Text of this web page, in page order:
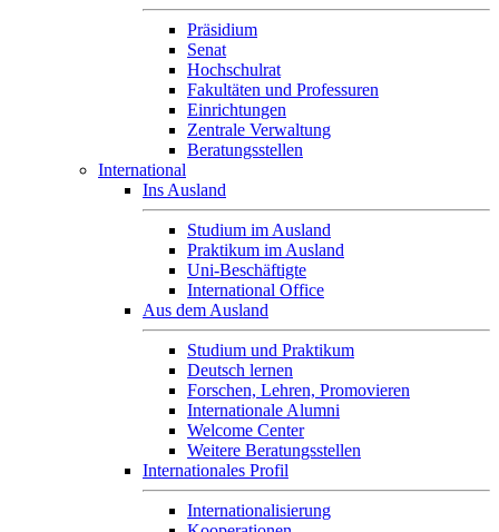
Präsidium
Senat
Hochschulrat
Fakultäten und Professuren
Einrichtungen
Zentrale Verwaltung
Beratungsstellen
International
Ins Ausland
Studium im Ausland
Praktikum im Ausland
Uni-Beschäftigte
International Office
Aus dem Ausland
Studium und Praktikum
Deutsch lernen
Forschen, Lehren, Promovieren
Internationale Alumni
Welcome Center
Weitere Beratungsstellen
Internationales Profil
Internationalisierung